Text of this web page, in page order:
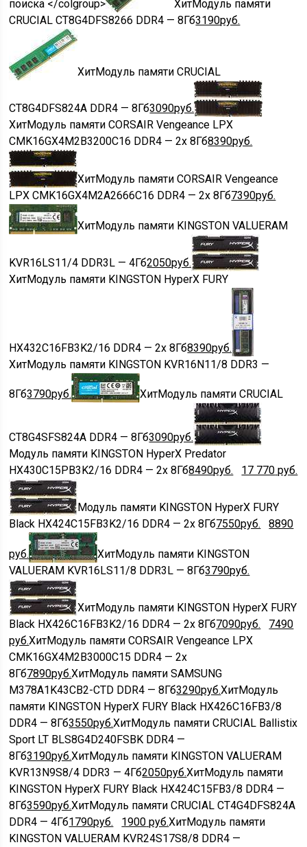
поиска </colgroup> ХитМодуль памяти
CRUCIAL CT8G4DFS8266 DDR4 — 8Гб3190руб.
ХитМодуль памяти CRUCIAL
CT8G4DFS824A DDR4 — 8Гб3090руб.
ХитМодуль памяти CORSAIR Vengeance LPX
CMK16GX4M2B3200C16 DDR4 — 2x 8Гб8390руб.
ХитМодуль памяти CORSAIR Vengeance
LPX CMK16GX4M2A2666C16 DDR4 — 2x 8Гб7390руб.
ХитМодуль памяти KINGSTON VALUERAM
KVR16LS11/4 DDR3L — 4Гб2050руб.
ХитМодуль памяти KINGSTON HyperX FURY
HX432C16FB3K2/16 DDR4 — 2x 8Гб8390руб.
ХитМодуль памяти KINGSTON KVR16N11/8 DDR3 —
8Гб3790руб. ХитМодуль памяти CRUCIAL
CT8G4SFS824A DDR4 — 8Гб3090руб.
Модуль памяти KINGSTON HyperX Predator
HX430C15PB3K2/16 DDR4 — 2x 8Гб8490руб. 17 770 руб.
Модуль памяти KINGSTON HyperX FURY
Black HX424C15FB3K2/16 DDR4 — 2x 8Гб7550руб. 8890
руб. ХитМодуль памяти KINGSTON
VALUERAM KVR16LS11/8 DDR3L — 8Гб3790руб.
ХитМодуль памяти KINGSTON HyperX FURY
Black HX426C16FB3K2/16 DDR4 — 2x 8Гб7090руб.
7490
руб.ХитМодуль памяти CORSAIR Vengeance LPX
CMK16GX4M2B3000C15 DDR4 — 2x
8Гб7890руб.ХитМодуль памяти SAMSUNG
M378A1K43CB2-CTD DDR4 — 8Гб3290руб.ХитМодуль
памяти KINGSTON HyperX FURY Black HX426C16FB3/8
DDR4 — 8Гб3550руб.ХитМодуль памяти CRUCIAL Ballistix
Sport LT BLS8G4D240FSBK DDR4 —
8Гб3190руб.ХитМодуль памяти KINGSTON VALUERAM
KVR13N9S8/4 DDR3 — 4Гб2050руб.ХитМодуль памяти
KINGSTON HyperX FURY Black HX424C15FB3/8 DDR4 —
8Гб3590руб.ХитМодуль памяти CRUCIAL CT4G4DFS824A
DDR4 — 4Гб1790руб. 1900 руб.ХитМодуль памяти
KINGSTON VALUERAM KVR24S17S8/8 DDR4 —